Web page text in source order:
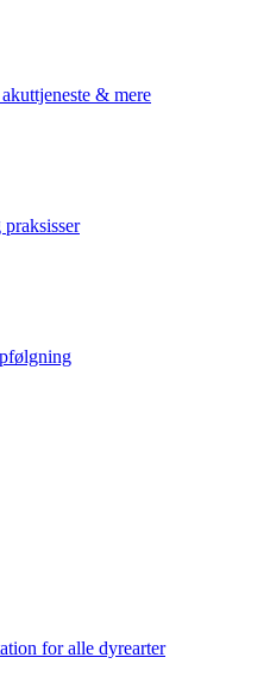
& mere
for alle dyrearter